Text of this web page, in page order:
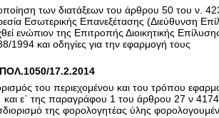
των διατάξεων του άρθρου 50 του ν.
Εσωτερικής Επανεξέτασης (Διεύθυνση
ενώπιον της Επιτροπής Διοικητικής
1994 και οδηγίες για την εφαρμογή τους
ΠΟΛ.1050/17.2.2014
του περιεχομένου και του τρόπου
και ε΄ της παραγράφου 1 του άρθρου 27 ν
της φορολογητέας ύλης